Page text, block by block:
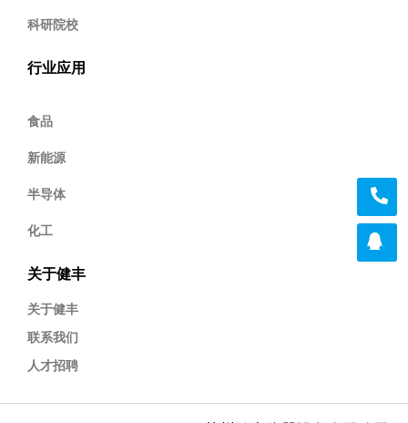
科研院校
行业应用
食品
新能源
半导体
化工
关于健丰
关于健丰
联系我们
人才招聘